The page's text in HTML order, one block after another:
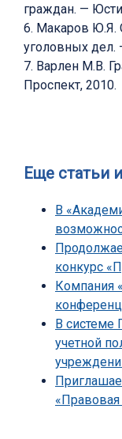
граждан. —
6. Макаров Ю.Я.
уголовных дел.
7. Варлен М.В.
Проспект, 2010.
Еще статьи
В
конкурс
Компания
В системе
учетной
«Правовая